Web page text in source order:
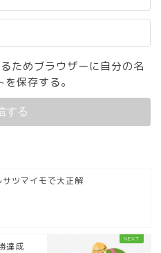
ためブラウザーに自分の名
保存する。
サツマイモで大正解
達成